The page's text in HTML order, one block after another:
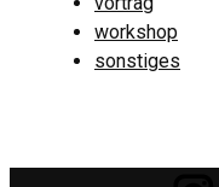
workshop
sonstiges